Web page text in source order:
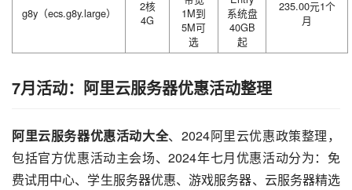
g8y（ecs.g8y.large）
2核
4G
1M到
5M可
选
系统盘
40GB
起
235.00元1个
月
7月活动：阿里云服务器优惠活动整理
阿里云服务器优惠活动大全、2024阿里云优惠政策整理，
包括官方优惠活动主会场、2024年七月优惠活动分为：免
费试用中心、学生服务器优惠、游戏服务器、云服务器精选